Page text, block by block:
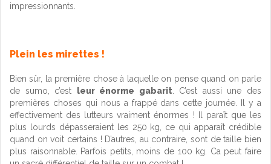
impressionnants.
Plein les mirettes !
Bien sûr, la première chose à laquelle on pense quand on parle
de sumo, c’est leur énorme gabarit. C’est aussi une des
premières choses qui nous a frappé dans cette journée. Il y a
effectivement des lutteurs vraiment énormes ! Il paraît que les
plus lourds dépasseraient les 250 kg, ce qui apparaît crédible
quand on voit certains ! D’autres, au contraire, sont de taille bien
plus raisonnable. Parfois petits, moins de 100 kg. Ca peut faire